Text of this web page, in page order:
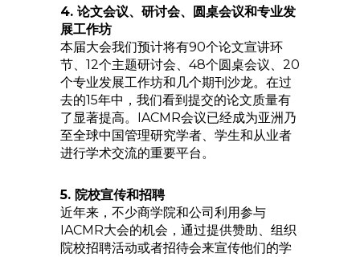
4. 论文会议、研讨会、圆桌会议和专业发
展工作坊
本届大会我们预计将有90个论文宣讲环
节、12个主题研讨会、48个圆桌会议、20
个专业发展工作坊和几个期刊沙龙。在过
去的15年中，我们看到提交的论文质量有
了显著提高。IACMR会议已经成为亚洲乃
至全球中国管理研究学者、学生和从业者
进行学术交流的重要平台。
5. 院校宣传和招聘
近年来，不少商学院和公司利用参与
IACMR大会的机会，通过提供赞助、组织
院校招聘活动或者招待会来宣传他们的学